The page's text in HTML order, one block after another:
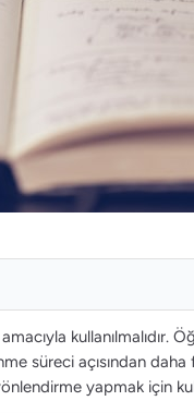
kullanılmalıdır.
süreci açısından daha
yapmak için